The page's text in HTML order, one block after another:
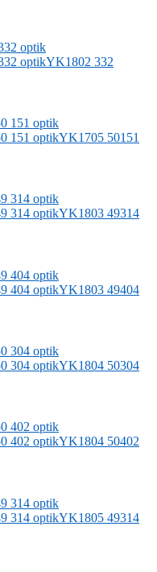
YK1802 332
YK1705 50151
YK1803 49314
YK1803 49404
YK1804 50304
YK1804 50402
YK1805 49314